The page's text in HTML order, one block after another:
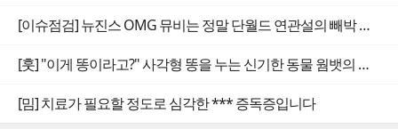
[이슈점검] 뉴진스 OMG 뮤비는 정말 단월드 연관설의 빼박 증거일까
[훗] "이게 똥이라고?" 사각형 똥을 누는 신기한 동물 웜뱃의 비밀
[밈] 치료가 필요할 정도로 심각한 *** 증독증입니다